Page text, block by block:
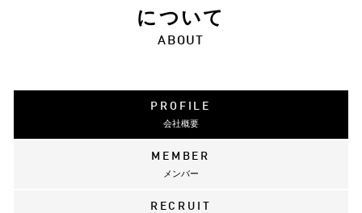
について
ABOUT
PROFILE
会社概要
MEMBER
メンバー
RECRUIT